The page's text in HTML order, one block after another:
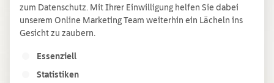
zum Datenschutz. Mit Ihrer Einwilligung helfen Sie dabei
unserem Online Marketing Team weiterhin ein Lächeln ins
Gesicht zu zaubern.
Es folgt eine Liste der Service-Gruppen, für die
Essenziell
Statistiken